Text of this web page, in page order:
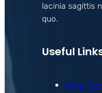
lacinia sagittis
quo.
Useful
Help